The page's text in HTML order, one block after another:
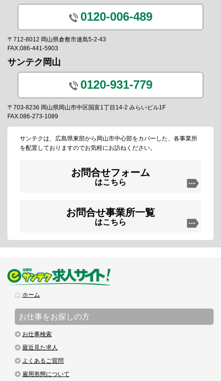
0120-006-489
〒712-8012 岡山県倉敷市連島5-2-43
FAX.086-441-5903
サンテク岡山
0120-931-779
〒703-8236 岡山県岡山市中区国富1丁目14-2 みらいビル1F
FAX.086-273-1089
サンテクは、広島県東部から岡山市中心部をカバーした、各事業所
を配置しておりますのでお気軽にお訪ねください。
お問合せフォーム
はこちら
お問合せ事業所一覧
はこちら
ホーム
お仕事をお探しの方
お仕事検索
最近見た求人
よくあるご質問
雇用形態について